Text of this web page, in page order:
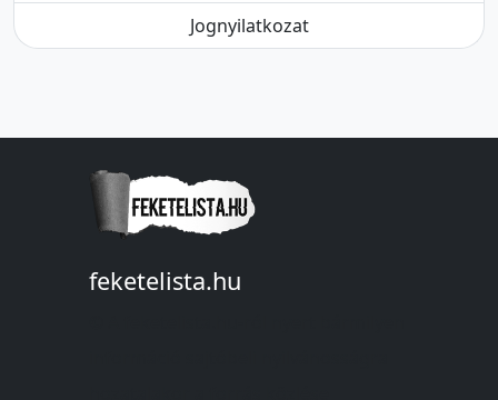
Jognyilatkozat
feketelista.hu